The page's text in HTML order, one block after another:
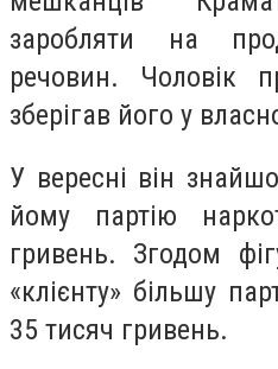
заробляти на
речовин. Чоловік
зберігав його у
У вересні він
йому партію
гривень. Згодом
«клієнту» більшу
35 тисяч гривень.